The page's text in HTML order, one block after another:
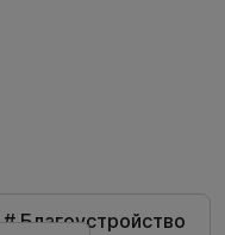
# Благоустройство